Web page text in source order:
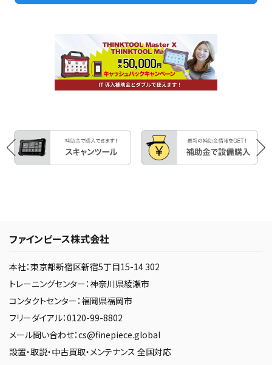
ファインピース株式会社
本社：東京都新宿区新宿5丁目15-14 302
トレーニングセンター：神奈川県綾瀬市
コンタクトセンター：福岡県福岡市
フリーダイアル：0120-99-8802
メール問い合わせ：cs@finepiece.global
設置・取説・中古買取・メンテナンス 全国対応